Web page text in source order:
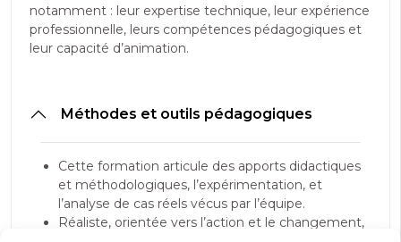
notamment : leur expertise technique, leur expérience
professionnelle, leurs compétences pédagogiques et
leur capacité d’animation.
Méthodes et outils pédagogiques
Cette formation articule des apports didactiques
et méthodologiques, l’expérimentation, et
l’analyse de cas réels vécus par l’équipe.
Réaliste, orientée vers l’action et le changement,